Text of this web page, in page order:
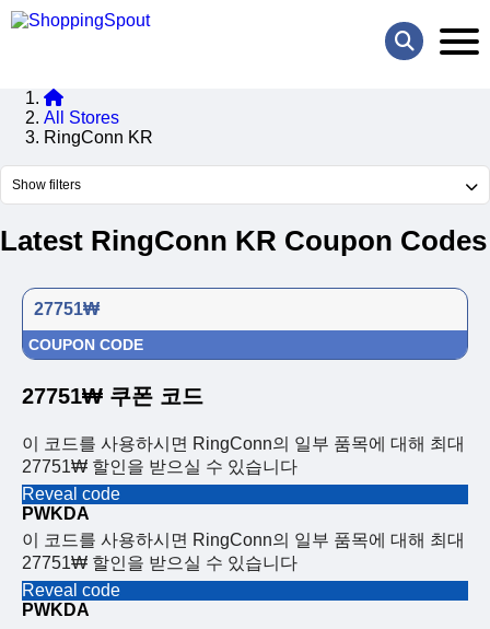
All Stores
RingConn KR
Show filters
Latest RingConn KR Coupon Codes
27751₩
COUPON CODE
27751₩ 쿠폰 코드
이 코드를 사용하시면 RingConn의 일부 품목에 대해 최대
27751₩ 할인을 받으실 수 있습니다
Reveal code
PWKDA
이 코드를 사용하시면 RingConn의 일부 품목에 대해 최대
27751₩ 할인을 받으실 수 있습니다
Reveal code
PWKDA